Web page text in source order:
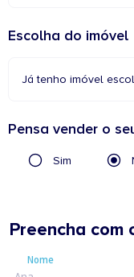
Escolha do imóvel
Já tenho imóvel
Pensa vender o
Sim
Preencha com
Nome
Nome